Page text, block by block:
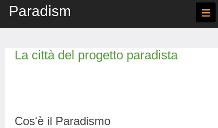
Paradism ≡
La città del progetto paradista
Cos'è il Paradismo